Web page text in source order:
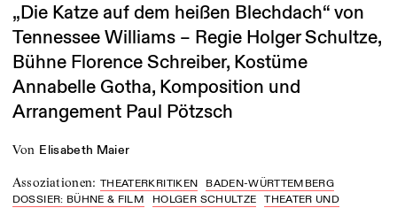
„Die Katze auf dem heißen Blechdach“ von
Tennessee Williams – Regie Holger Schultze,
Bühne Florence Schreiber, Kostüme
Annabelle Gotha, Komposition und
Arrangement Paul Pötzsch
von Elisabeth Maier
Assoziationen:THEATERKRITIKEN
BADEN-WÜRTTEMBERG
DOSSIER: BÜHNE & FILM
HOLGER SCHULTZE
THEATER UND